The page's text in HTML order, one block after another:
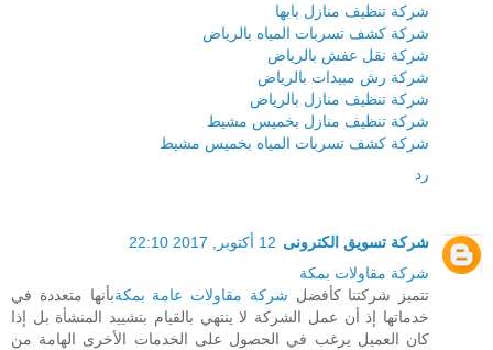
شركة تنظيف منازل بابها
شركة كشف تسربات المياه بالرياض
شركة نقل عفش بالرياض
شركة رش مبيدات بالرياض
شركة تنظيف منازل بالرياض
شركة تنظيف منازل بخميس مشيط
شركة كشف تسربات المياه بخميس مشيط
رد
شركة تسويق الكترونى 12 أكتوبر, 2017 22:10
شركة مقاولات بمكة
تتميز شركتنا كأفضل شركة مقاولات عامة بمكةبأنها متعددة في
خدماتها إذ أن عمل الشركة لا ينتهي بالقيام بتشييد المنشأة بل إذا
كان العميل يرغب في الحصول على الخدمات الأخرى الهامة من